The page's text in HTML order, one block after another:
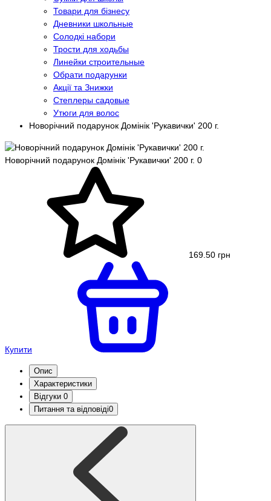
Товари для бізнесу
Дневники школьные
Солодкі набори
Трости для ходьбы
Линейки строительные
Обрати подарунки
Акції та Знижки
Степлеры садовые
Утюги для волос
Новорічний подарунок Домінік 'Рукавички' 200 г.
Новорічний подарунок Домінік 'Рукавички' 200 г. 0
169.50 грн
Купити
Опис
Характеристики
Відгуки 0
Питання та відповіді0